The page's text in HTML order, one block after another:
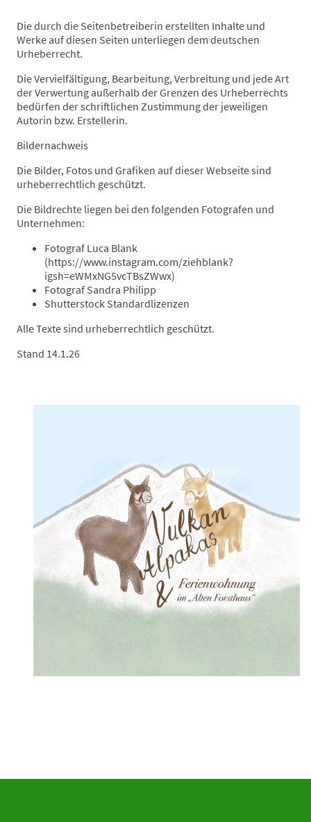
Die durch die Seitenbetreiberin erstellten Inhalte und
Werke auf diesen Seiten unterliegen dem deutschen
Urheberrecht.
Die Vervielfältigung, Bearbeitung, Verbreitung und jede Art
der Verwertung außerhalb der Grenzen des Urheberrechts
bedürfen der schriftlichen Zustimmung der jeweiligen
Autorin bzw. Erstellerin.
Bildernachweis
Die Bilder, Fotos und Grafiken auf dieser Webseite sind
urheberrechtlich geschützt.
Die Bildrechte liegen bei den folgenden Fotografen und
Unternehmen:
Fotograf Luca Blank
(https://www.instagram.com/ziehblank?
igsh=eWMxNG5vcTBsZWwx)
Fotograf Sandra Philipp
Shutterstock Standardlizenzen
Alle Texte sind urheberrechtlich geschützt.
Stand 14.1.26